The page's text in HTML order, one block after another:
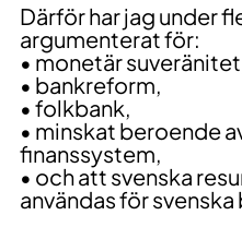
Därför har jag under
argumenterat för:
• monetär
• bankreform,
• folkbank,
• minskat beroende
finanssystem,
• och att svenska
användas för svenska